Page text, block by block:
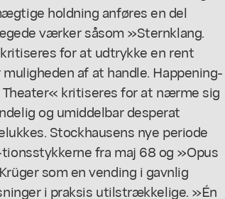
holdning anføres en del
værker såsom »Sternklang.
for at udtrykke en rent
af at handle. Happening-
kritiseres for at nærme sig
og umiddelbar desperat
Stockhausens nye periode
fra maj 68 og »Opus
som en vending i gavnlig
i praksis utilstrækkelige. »Én